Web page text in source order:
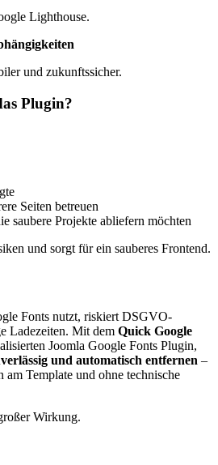
Lighthouse.
und zukunftssicher.
Plugin?
Seiten betreuen
saubere Projekte abliefern möchten
und sorgt für ein sauberes Frontend.
Fonts nutzt, riskiert DSGVO-
Ladezeiten. Mit dem Quick Google
Joomla Google Fonts Plugin,
und automatisch entfernen –
am Template und ohne technische
Wirkung.